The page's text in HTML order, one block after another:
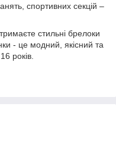
спортивних секцій –
стильні брелоки
- це модний, якісний та
років.